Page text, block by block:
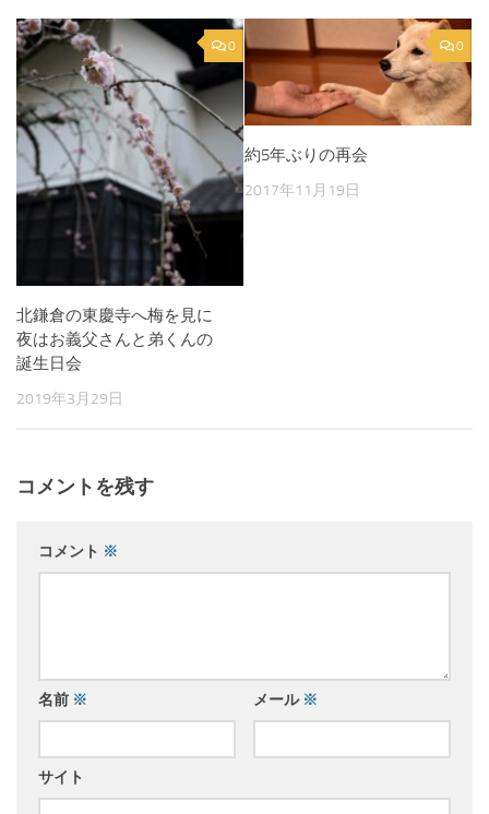
0
北鎌倉の東慶寺へ梅を見に
夜はお義父さんと弟くんの
誕生日会
2019年3月29日
0
約5年ぶりの再会
2017年11月19日
コメントを残す
コメント ※
名前 ※ メール ※
サイト